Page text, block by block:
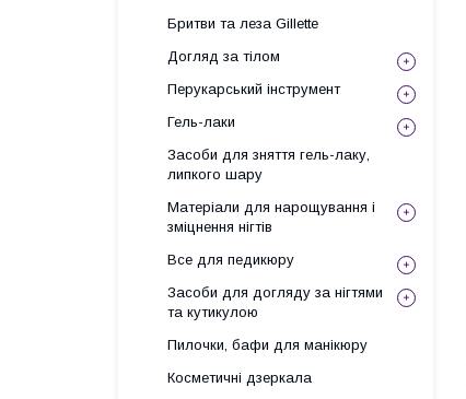
Бритви та леза Gillette
Догляд за тілом
Перукарський інструмент
Гель-лаки
Засоби для зняття гель-лаку,
липкого шару
Матеріали для нарощування і
зміцнення нігтів
Все для педикюру
Засоби для догляду за нігтями
та кутикулою
Пилочки, бафи для манікюру
Косметичні дзеркала